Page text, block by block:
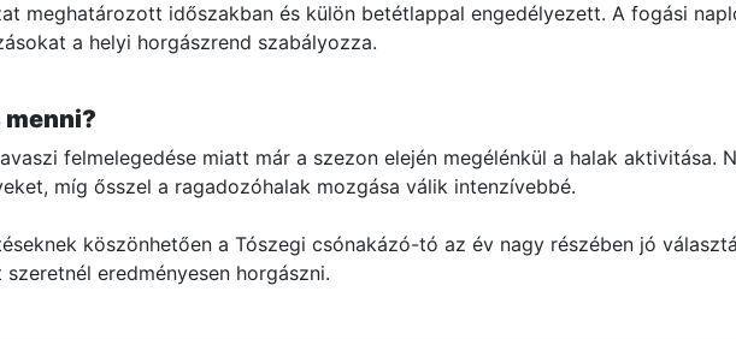
meghatározott időszakban és külön betétlappal engedélyezett. A fogási
a helyi horgászrend szabályozza.
felmelegedése miatt már a szezon elején megélénkül a halak aktivitása.
míg ősszel a ragadozóhalak mozgása válik intenzívebbé.
köszönhetően a Tószegi csónakázó-tó az év nagy részében jó
eredményesen horgászni.